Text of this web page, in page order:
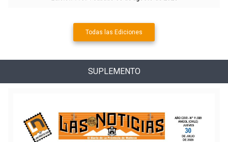
Todas las Ediciones
SUPLEMENTO